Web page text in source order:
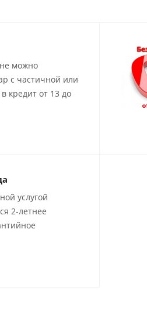
можно
с частичной или
кредит от 13 до
услугой
2-летнее